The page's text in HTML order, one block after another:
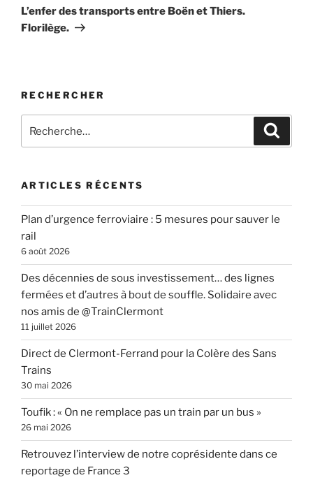
suivant
L’enfer des transports entre Boën et Thiers.
Florilège.
RECHERCHER
pour
ARTICLES RÉCENTS
Plan d’urgence ferroviaire : 5 mesures pour sauver le
rail
6 août 2026
Des décennies de sous investissement… des lignes
fermées et d’autres à bout de souffle. Solidaire avec
nos amis de @TrainClermont
11 juillet 2026
Direct de Clermont-Ferrand pour la Colère des Sans
Trains
30 mai 2026
Toufik : « On ne remplace pas un train par un bus »
26 mai 2026
Retrouvez l’interview de notre coprésidente dans ce
reportage de France 3